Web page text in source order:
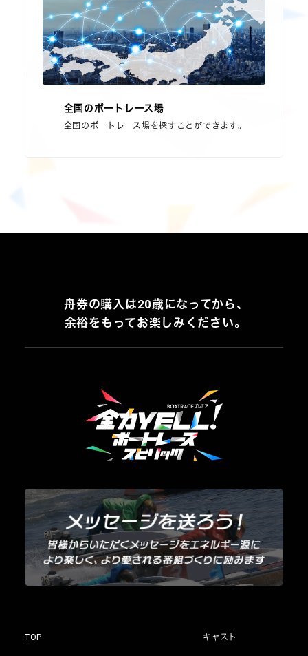
全国のボートレース場
全国のボートレース場を探すことができます。
舟券の購入は20歳になってから、
余裕をもってお楽しみください。
TOP キャスト